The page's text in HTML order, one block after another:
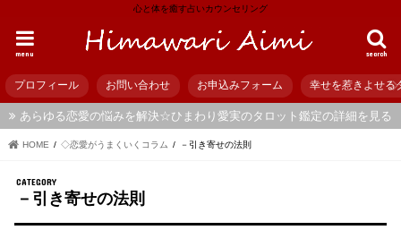
心と体を癒す占いカウンセリング
search
menu
プロフィール お問い合わせ お申込みフォーム 幸せを惹きよせる
あらゆる恋愛の悩みを解決☆ひまわり愛実のタロット鑑定の詳細を見る
HOME ◇恋愛がうまくいくコラム －引き寄せの法則
－引き寄せの法則